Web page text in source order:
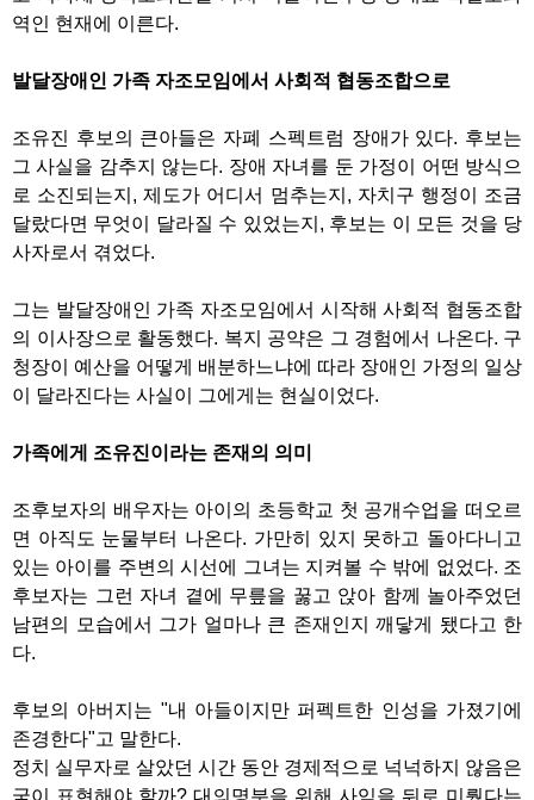
역인 현재에 이른다.
발달장애인 가족 자조모임에서 사회적 협동조합으로
조유진 후보의 큰아들은 자폐 스펙트럼 장애가 있다. 후보는
그 사실을 감추지 않는다. 장애 자녀를 둔 가정이 어떤 방식으
로 소진되는지, 제도가 어디서 멈추는지, 자치구 행정이 조금
달랐다면 무엇이 달라질 수 있었는지, 후보는 이 모든 것을 당
사자로서 겪었다.
그는 발달장애인 가족 자조모임에서 시작해 사회적 협동조합
의 이사장으로 활동했다. 복지 공약은 그 경험에서 나온다. 구
청장이 예산을 어떻게 배분하느냐에 따라 장애인 가정의 일상
이 달라진다는 사실이 그에게는 현실이었다.
가족에게 조유진이라는 존재의 의미
조후보자의 배우자는 아이의 초등학교 첫 공개수업을 떠오르
면 아직도 눈물부터 나온다. 가만히 있지 못하고 돌아다니고
있는 아이를 주변의 시선에 그녀는 지켜볼 수 밖에 없었다. 조
후보자는 그런 자녀 곁에 무릎을 꿇고 앉아 함께 놀아주었던
남편의 모습에서 그가 얼마나 큰 존재인지 깨닿게 됐다고 한
다.
후보의 아버지는 "내 아들이지만 퍼펙트한 인성을 가졌기에
존경한다"고 말한다.
정치 실무자로 살았던 시간 동안 경제적으로 넉넉하지 않음은
굳이 표현해야 할까? 대의명분을 위해 사익을 뒤로 미뤘다는